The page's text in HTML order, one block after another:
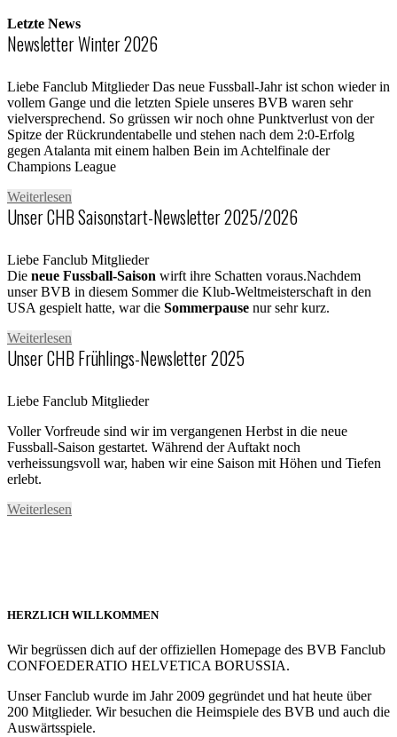
Letzte News
Newsletter Winter 2026
Liebe Fanclub Mitglieder Das neue Fussball-Jahr ist schon wieder in
vollem Gange und die letzten Spiele unseres BVB waren sehr
vielversprechend. So grüssen wir noch ohne Punktverlust von der
Spitze der Rückrundentabelle und stehen nach dem 2:0-Erfolg
gegen Atalanta mit einem halben Bein im Achtelfinale der
Champions League
Weiterlesen
Unser CHB Saisonstart-Newsletter 2025/2026
Liebe Fanclub Mitglieder
Die neue Fussball-Saison wirft ihre Schatten voraus.Nachdem
unser BVB in diesem Sommer die Klub-Weltmeisterschaft in den
USA gespielt hatte, war die Sommerpause nur sehr kurz.
Weiterlesen
Unser CHB Frühlings-Newsletter 2025
Liebe Fanclub Mitglieder
Voller Vorfreude sind wir im vergangenen Herbst in die neue
Fussball-Saison gestartet. Während der Auftakt noch
verheissungsvoll war, haben wir eine Saison mit Höhen und Tiefen
erlebt.
Weiterlesen
HERZLICH WILLKOMMEN
Wir begrüssen dich auf der offiziellen Homepage des BVB Fanclub
CONFOEDERATIO HELVETICA BORUSSIA.
Unser Fanclub wurde im Jahr 2009 gegründet und hat heute über
200 Mitglieder. Wir besuchen die Heimspiele des BVB und auch die
Auswärtsspiele.